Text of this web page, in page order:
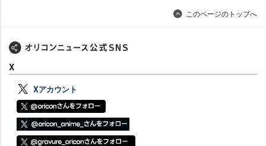
このページのトップへ
X
Xアカウント